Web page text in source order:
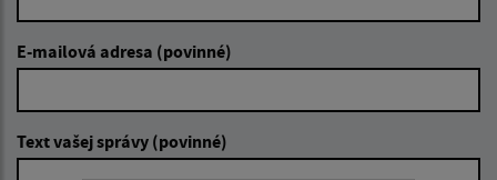
E-mailová adresa (povinné)
Text vašej správy (povinné)